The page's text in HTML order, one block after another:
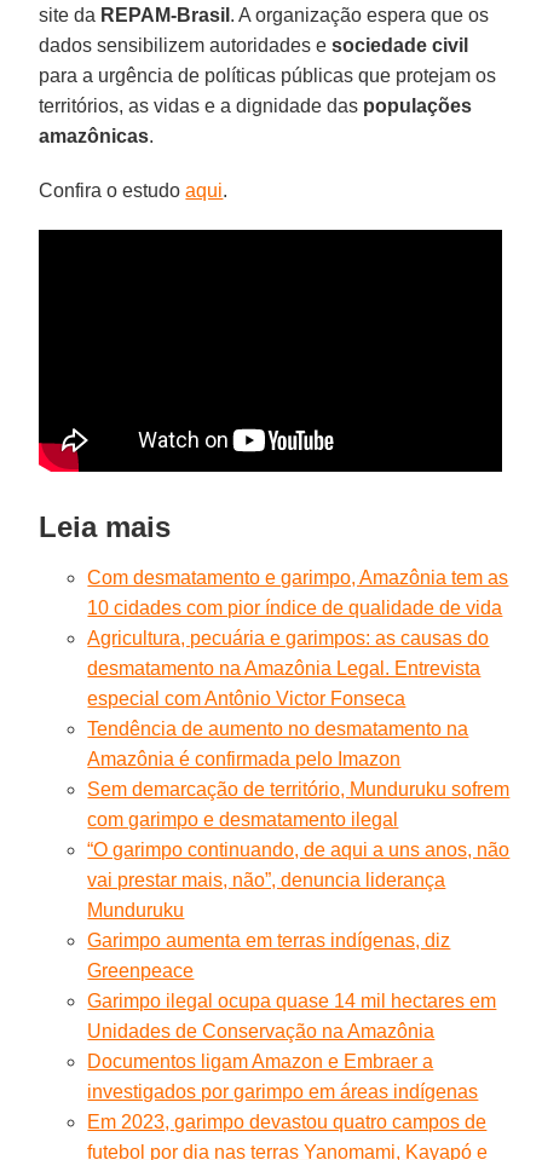
site da REPAM-Brasil . A organização espera que os
dados sensibilizem autoridades esociedade civil
para a urgência de políticas públicas que protejam os
territórios, as vidas e a dignidade das populações
amazônicas.
Confira o estudoaqui.
Leia mais
Com desmatamento e garimpo, Amazônia tem as
10 cidades com pior índice de qualidade de vida
Agricultura, pecuária e garimpos: as causas do
desmatamento na Amazônia Legal. Entrevista
especial com Antônio Victor Fonseca
Tendência de aumento no desmatamento na
Amazônia é confirmada pelo Imazon
Sem demarcação de território, Munduruku sofrem
com garimpo e desmatamento ilegal
“O garimpo continuando, de aqui a uns anos, não
vai prestar mais, não”, denuncia liderança
Munduruku
Garimpo aumenta em terras indígenas, diz
Greenpeace
Garimpo ilegal ocupa quase 14 mil hectares em
Unidades de Conservação na Amazônia
Documentos ligam Amazon e Embraer a
investigados por garimpo em áreas indígenas
Em 2023, garimpo devastou quatro campos de
futebol por dia nas terras Yanomami, Kayapó e